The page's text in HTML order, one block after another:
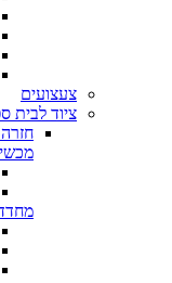
צעצועים
ציוד לבית